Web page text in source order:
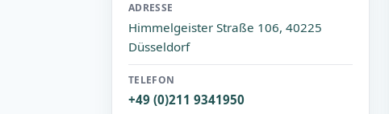
ADRESSE
Himmelgeister Straße 106, 40225
Düsseldorf
TELEFON
+49 (0)211 9341950